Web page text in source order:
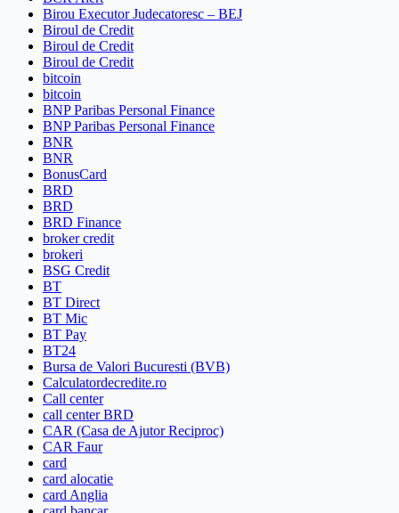
Birou Executor Judecatoresc – BEJ
Biroul de Credit
Biroul de Credit
Biroul de Credit
bitcoin
bitcoin
BNP Paribas Personal Finance
BNP Paribas Personal Finance
BNR
BNR
BonusCard
BRD
BRD
BRD Finance
broker credit
brokeri
BSG Credit
BT
BT Direct
BT Mic
BT Pay
BT24
Bursa de Valori Bucuresti (BVB)
Calculatordecredite.ro
Call center
call center BRD
CAR (Casa de Ajutor Reciproc)
CAR Faur
card
card alocatie
card Anglia